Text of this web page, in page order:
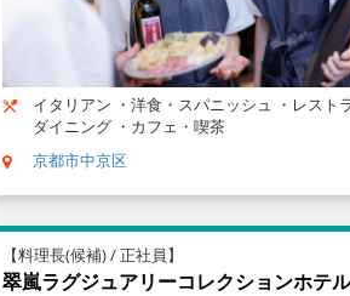
イタリアン ・洋食・スパニッシュ ・レスト
ダイニング ・カフェ・喫茶
京都市中京区
【料理長(候補) / 正社員】
翠嵐ラグジュアリーコレクションホテ